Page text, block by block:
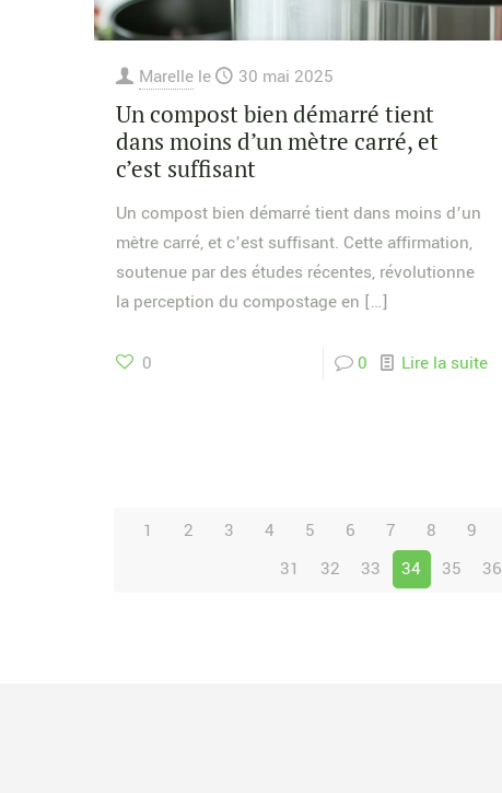
Marelle le 30 mai 2025
Un compost bien démarré tient
dans moins d’un mètre carré, et
c’est suffisant
Un compost bien démarré tient dans moins d’un
mètre carré, et c’est suffisant. Cette affirmation,
soutenue par des études récentes, révolutionne
la perception du compostage en […]
0 0 Lire la suite
1 2 3 4 5 6 7 8 9
31
32 33 34 35 36